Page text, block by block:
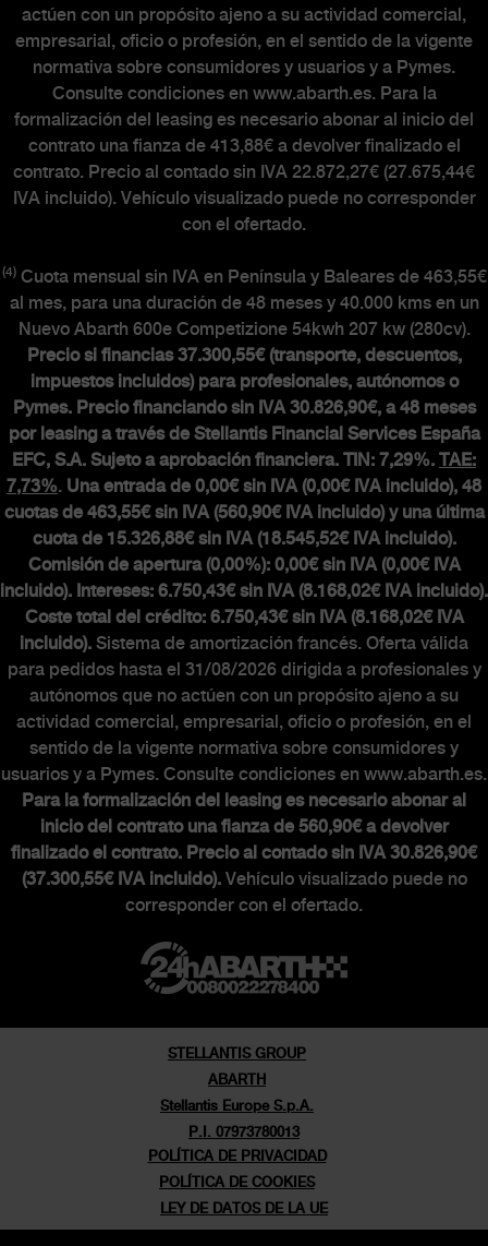
actúen con un propósito ajeno a su actividad comercial,
empresarial, oficio o profesión, en el sentido de la vigente
normativa sobre consumidores y usuarios y a Pymes.
Consulte condiciones en www.abarth.es. Para la
formalización del leasing es necesario abonar al inicio del
contrato una fianza de 413,88€ a devolver finalizado el
contrato. Precio al contado sin IVA 22.872,27€ (27.675,44€
IVA incluido). Vehículo visualizado puede no corresponder
con el ofertado.
(4)Cuota mensual sin IVA en Península y Baleares de 463,55€
al mes, para una duración de 48 meses y 40.000 kms en un
Nuevo Abarth 600e Competizione 54kwh 207 kw (280cv).
Precio si financias 37.300,55€ (transporte, descuentos,
impuestos incluidos) para profesionales, autónomos o
Pymes. Precio financiando sin IVA 30.826,90€, a 48 meses
por leasing a través de Stellantis Financial Services España
EFC, S.A. Sujeto a aprobación financiera. TIN: 7,29%. TAE:
7,73%. Una entrada de 0,00€ sin IVA (0,00€ IVA incluido), 48
cuotas de 463,55€ sin IVA (560,90€ IVA incluido) y una última
cuota de 15.326,88€ sin IVA (18.545,52€ IVA incluido).
Comisión de apertura (0,00%): 0,00€ sin IVA (0,00€ IVA
incluido). Intereses: 6.750,43€ sin IVA (8.168,02€ IVA incluido).
Coste total del crédito: 6.750,43€ sin IVA (8.168,02€ IVA
incluido). Sistema de amortización francés. Oferta válida
para pedidos hasta el 31/08/2026 dirigida a profesionales y
autónomos que no actúen con un propósito ajeno a su
actividad comercial, empresarial, oficio o profesión, en el
sentido de la vigente normativa sobre consumidores y
usuarios y a Pymes. Consulte condiciones en www.abarth.es.
Para la formalización del leasing es necesario abonar al
inicio del contrato una fianza de 560,90€ a devolver
finalizado el contrato. Precio al contado sin IVA 30.826,90€
(37.300,55€ IVA incluido).Vehículo visualizado puede no
corresponder con el ofertado.
STELLANTIS GROUP
ABARTH
Stellantis Europe S.p.A.
P.I. 07973780013
POLÍTICA DE PRIVACIDAD
POLÍTICA DE COOKIES
LEY DE DATOS DE LA UE